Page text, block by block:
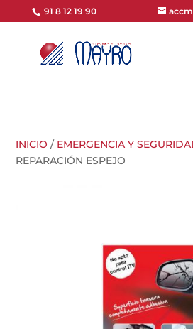
91 8 12 19 90
INICIO / EMERGENCIA Y
REPARACIÓN ESPEJO